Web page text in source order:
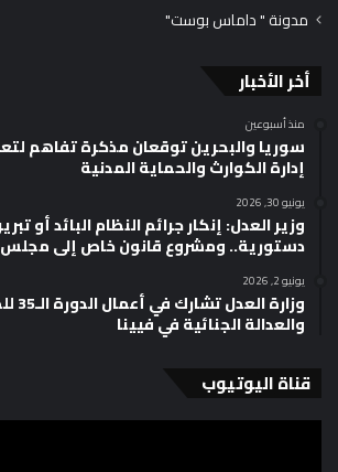
مدونة " داماس بوست"
أخر الأخبار
منذ أسبوعين
سوريا والبحرين توقعان مذكرة تفاهم
إدارة الكوارث والحماية المدنية
يونيو 30, 2026
وزير العدل: إنكار جرائم النظام البائد أو
دستورية.. ومشروع قانون خاص إلى
يونيو 2, 2026
والعدالة الجنائية في فيينا
قناة اليوتيوب